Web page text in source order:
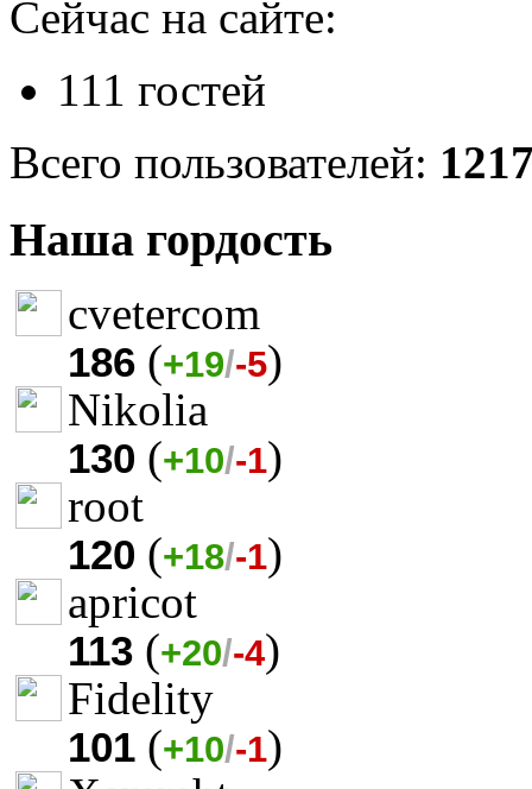
Сейчас на сайте:
111 гостей
Всего пользователей:
Наша гордость
cvetercom
186 (+19/-5)
Nikolia
130 (+10/-1)
root
120 (+18/-1)
apricot
113 (+20/-4)
Fidelity
101 (+10/-1)